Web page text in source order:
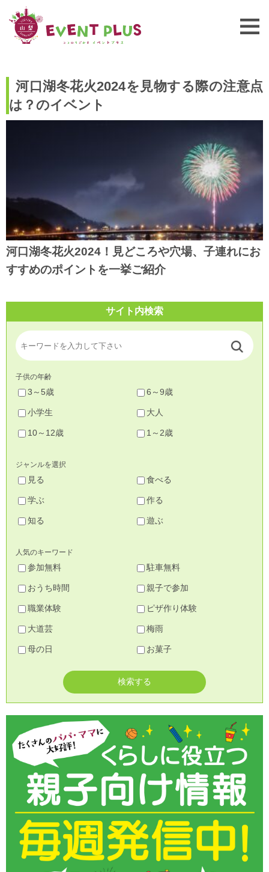
河口湖冬花火2024を見物する際の注意点
は？のイベント
河口湖冬花火2024！見どころや穴場、子連れにお
すすめのポイントを一挙ご紹介
サイト内検索
子供の年齢
3～5歳 6～9歳
小学生 大人
10～12歳 1～2歳
ジャンルを選択
見る 食べる
学ぶ 作る
知る 遊ぶ
人気のキーワード
参加無料 駐車無料
おうち時間 親子で参加
職業体験 ピザ作り体験
大道芸 梅雨
母の日 お菓子